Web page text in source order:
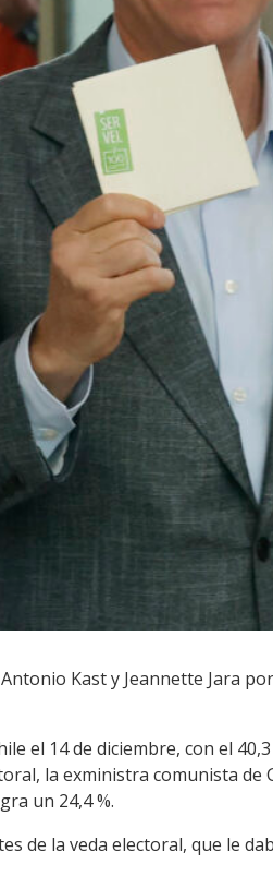
Kast y Jeannette Jara
el 14 de diciembre, con el 40,3
la exministra comunista de
un 24,4 %.
de la veda electoral, que le